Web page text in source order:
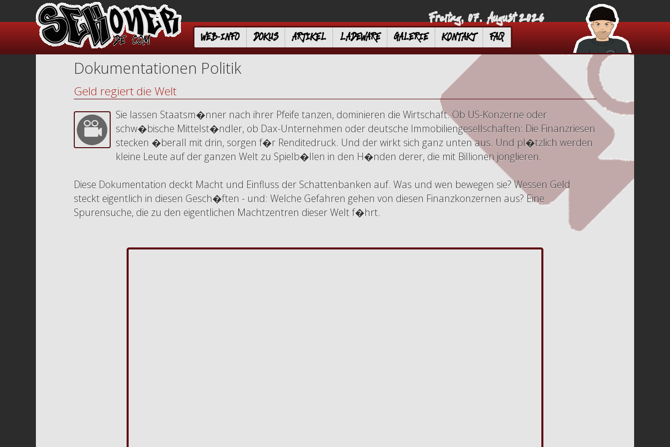
WEB-INFO DOKUS ARTIKEL LADEWARE GALERIE KONTAKT FAQ
Freitag, 07. August 2026
Dokumentationen Politik
Geld regiert die Welt
Sie lassen Staatsm�nner nach ihrer Pfeife tanzen, dominieren die Wirtschaft. Ob US-Konzerne oder
schw�bische Mittelst�ndler, ob Dax-Unternehmen oder deutsche Immobiliengesellschaften: Die Finanzriesen
stecken �berall mit drin, sorgen f�r Renditedruck. Und der wirkt sich ganz unten aus. Und pl�tzlich werden
kleine Leute auf der ganzen Welt zu Spielb�llen in den H�nden derer, die mit Billionen jonglieren.
Diese Dokumentation deckt Macht und Einfluss der Schattenbanken auf. Was und wen bewegen sie? Wessen Geld
steckt eigentlich in diesen Gesch�ften - und: Welche Gefahren gehen von diesen Finanzkonzernen aus? Eine
Spurensuche, die zu den eigentlichen Machtzentren dieser Welt f�hrt.